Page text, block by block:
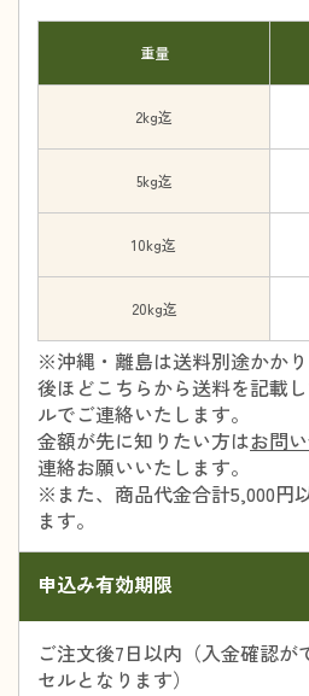
重量
2kg迄
5kg迄
10kg迄
20kg迄
※沖縄・離島は送料別途かかり
後ほどこちらから送料を記載
ルでご連絡いたします。
金額が先に知りたい方はお問
連絡お願いいたします。
※また、商品代金合計5,000円
ます。
申込み有効期限
ご注文後7日以内（入金確認が
セルとなります）